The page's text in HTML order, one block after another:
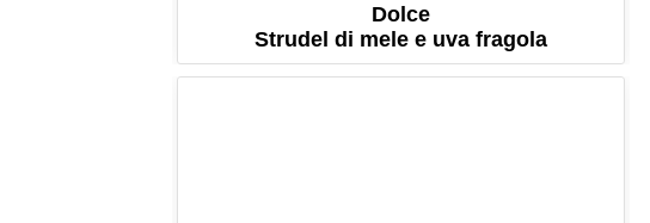
Dolce
Strudel di mele e uva fragola